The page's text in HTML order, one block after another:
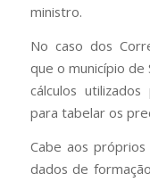
ministro.
No caso dos
que o município de
cálculos
para tabelar os
Cabe aos
dados de